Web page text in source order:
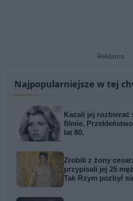
Najpopularniejsze w tej
Kazali jej rozbierać
filmie.
lat 80.
Zrobili z żony
przypisali jej 25
Tak Rzym pozbył